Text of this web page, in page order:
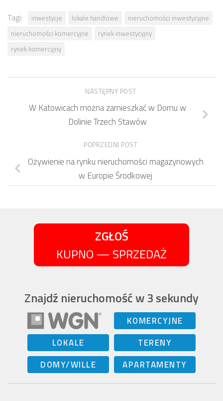
Tagi: inwestycje lokale handlowe
nieruchomości inwestycyjne
nieruchomości komercyjne
rynek inwestycyjny
rynek komercyjny
NASTĘPNY POST
W Katowicach można zamieszkać w Domu w
Dolinie Trzech Stawów
POPRZEDNI POST
Ożywienie na rynku nieruchomości magazynowych
w Europie Środkowej
ZGŁOŚ
KUPNO — SPRZEDAŻ
Znajdź nieruchomość w 3 sekundy
KOMERCYJNE
LOKALE
TERENY
DOMY/WILLE
APARTAMENTY